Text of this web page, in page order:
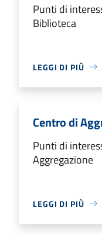
Punti di
Biblioteca
LEGGI DI PIÙ
Centro di
Punti di
Aggregazione
LEGGI DI PIÙ